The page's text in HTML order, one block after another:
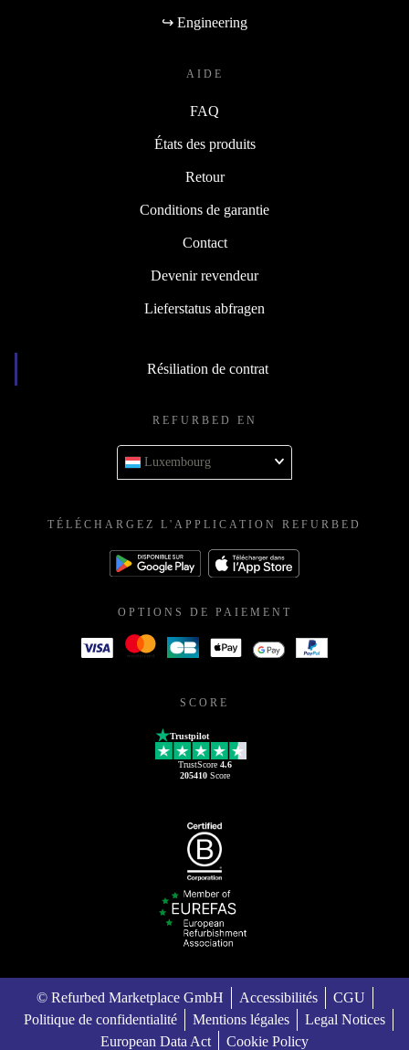
↪ Engineering
AIDE
FAQ
États des produits
Retour
Conditions de garantie
Contact
Devenir revendeur
Lieferstatus abfragen
Résiliation de contrat
REFURBED EN
Luxembourg
TÉLÉCHARGEZ L'APPLICATION REFURBED
OPTIONS DE PAIEMENT
SCORE
Trustpilot
TrustScore 4.6
205410Score
© Refurbed Marketplace GmbH Accessibilités
CGU
Politique de confidentialité
Mentions légales
Legal Notices
European Data Act
Cookie Policy